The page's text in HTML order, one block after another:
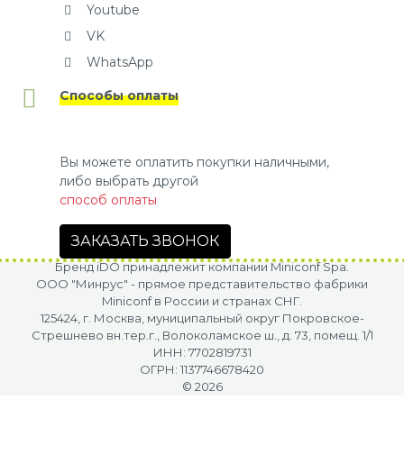
Youtube
VK
WhatsApp
Способы оплаты
Вы можете оплатить покупки наличными,
либо выбрать другой
способ оплаты
ЗАКАЗАТЬ ЗВОНОК
Бренд iDO принадлежит компании Miniconf Spa.
OOO "Минрус" - прямое представительство фабрики
Miniconf в России и странах СНГ.
125424, г. Москва, муниципальный округ Покровское-
Стрешнево вн.тер.г., Волоколамское ш., д. 73, помещ. 1/1
ИНН: 7702819731
ОГРН: 1137746678420
© 2026